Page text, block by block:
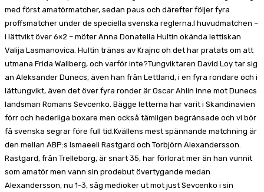
med först amatörmatcher, sedan paus och därefter följer fyra
proffsmatcher under de speciella svenska reglerna.I huvudmatchen –
i lättvikt över 6×2 – möter Anna Donatella Hultin okända lettiskan
Valija Lasmanovica. Hultin tränas av Krajnc oh det har pratats om att
utmana Frida Wallberg, och varför inte?Tungviktaren David Loy tar sig
an Aleksander Dunecs, även han från Lettland, i en fyra rondare och i
lättungvikt, även det över fyra ronder är Oscar Ahlin inne mot Dunecs
landsman Romans Sevcenko. Bägge letterna har varit i Skandinavien
förr och hederliga boxare men också tämligen begränsade och vi bör
få svenska segrar före full tid.Kvällens mest spännande matchning är
den mellan ABP:s Ismaeeli Rastgard och Torbjörn Alexandersson.
Rastgard, från Trelleborg, är snart 35, har förlorat mer än han vunnit
som amatör men vann sin prodebut övertygande medan
Alexandersson, nu 1-3, såg medioker ut mot just Sevcenko i sin